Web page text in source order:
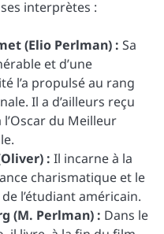
interprètes :
(Elio Perlman) : Sa
et d’une
l’a propulsé au rang
Il a d’ailleurs reçu
du Meilleur
: Il incarne à la
charismatique et le
l’étudiant américain.
(M. Perlman) : Dans le